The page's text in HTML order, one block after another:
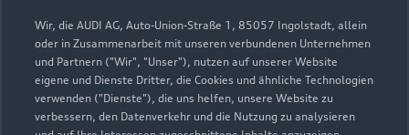
Wir, die AUDI AG, Auto-Union-Straße 1, 85057 Ingolstadt, allein
oder in Zusammenarbeit mit unseren verbundenen Unternehmen
und Partnern ("Wir", "Unser"), nutzen auf unserer Website
eigene und Dienste Dritter, die Cookies und ähnliche Technologien
verwenden ("Dienste"), die uns helfen, unsere Website zu
verbessern, den Datenverkehr und die Nutzung zu analysieren
Teile- & Zubehörverkauf
Geöffnet bis17:00